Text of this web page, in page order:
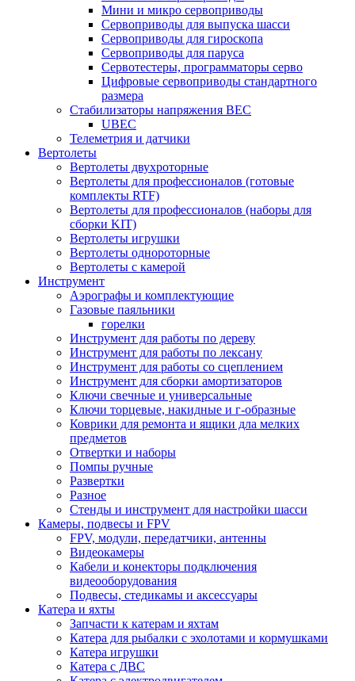
Мини и микро сервоприводы
Сервоприводы для выпуска шасси
Сервоприводы для гироскопа
Сервоприводы для паруса
Сервотестеры, программаторы серво
Цифровые сервоприводы стандартного
размера
Стабилизаторы напряжения BEC
UBEC
Телеметрия и датчики
Вертолеты
Вертолеты двухроторные
Вертолеты для профессионалов (готовые
комплекты RTF)
Вертолеты для профессионалов (наборы для
сборки KIT)
Вертолеты игрушки
Вертолеты однороторные
Вертолеты с камерой
Инструмент
Аэрографы и комплектующие
Газовые паяльники
горелки
Инструмент для работы по дереву
Инструмент для работы по лексану
Инструмент для работы со сцеплением
Инструмент для сборки амортизаторов
Ключи свечные и универсальные
Ключи торцевые, накидные и г-образные
Коврики для ремонта и ящики дла мелких
предметов
Отвертки и наборы
Помпы ручные
Развертки
Разное
Стенды и инструмент для настройки шасси
Камеры, подвесы и FPV
FPV, модули, передатчики, антенны
Видеокамеры
Кабели и конекторы подключения
видеооборудования
Подвесы, стедикамы и аксессуары
Катера и яхты
Запчасти к катерам и яхтам
Катера для рыбалки с эхолотами и кормушками
Катера игрушки
Катера с ДВС